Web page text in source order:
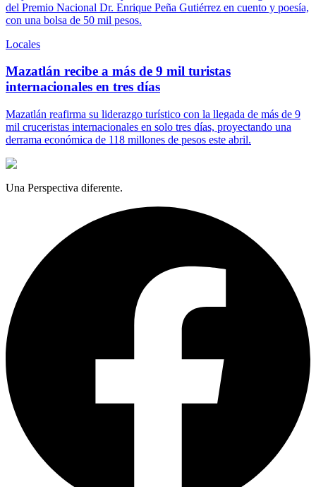
del Premio Nacional Dr. Enrique Peña Gutiérrez en cuento y poesía,
con una bolsa de 50 mil pesos.
Locales
Mazatlán recibe a más de 9 mil turistas
internacionales en tres días
Mazatlán reafirma su liderazgo turístico con la llegada de más de 9
mil cruceristas internacionales en solo tres días, proyectando una
derrama económica de 118 millones de pesos este abril.
Una Perspectiva diferente.